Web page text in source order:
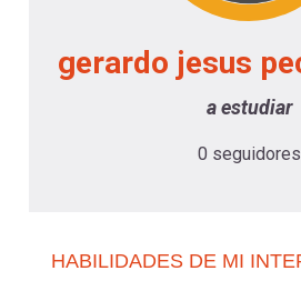
Mobile]
navegación
gerardo jesus
a estudiar
0 seguidores
HABILIDADES DE MI